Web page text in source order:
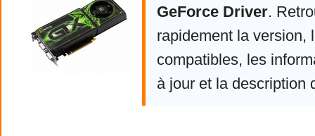
GeForce Driver.
rapidement la version,
compatibles, les
à jour et la description